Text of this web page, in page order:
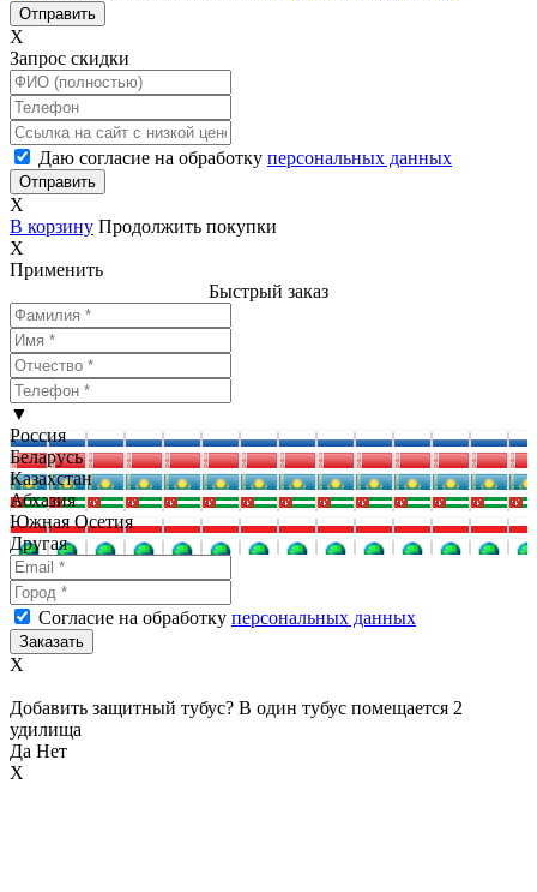
X
Запрос скидки
Даю согласие на обработку персональных данных
X
В корзину Продолжить покупки
X
Применить
Быстрый заказ
▼
Россия
Беларусь
Казахстан
Абхазия
Южная Осетия
Другая
Согласие на обработку персональных данных
X
Добавить защитный тубус? В один тубус помещается 2
удилища
Да Нет
X